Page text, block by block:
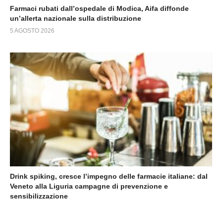
Farmaci rubati dall’ospedale di Modica, Aifa diffonde
un’allerta nazionale sulla distribuzione
5 AGOSTO 2026
Drink spiking, cresce l’impegno delle farmacie italiane: dal
Veneto alla Liguria campagne di prevenzione e
sensibilizzazione